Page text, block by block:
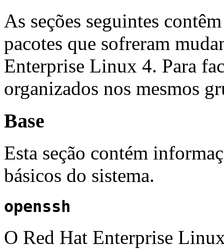
As seções seguintes
pacotes que sofreram
Enterprise Linux 4. Para
organizados nos mesmos
Base
Esta seção contém
básicos do sistema.
openssh
O Red Hat Enterprise